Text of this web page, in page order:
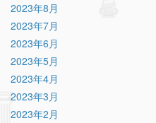
2023年8月
2023年7月
2023年6月
2023年5月
2023年4月
2023年3月
2023年2月